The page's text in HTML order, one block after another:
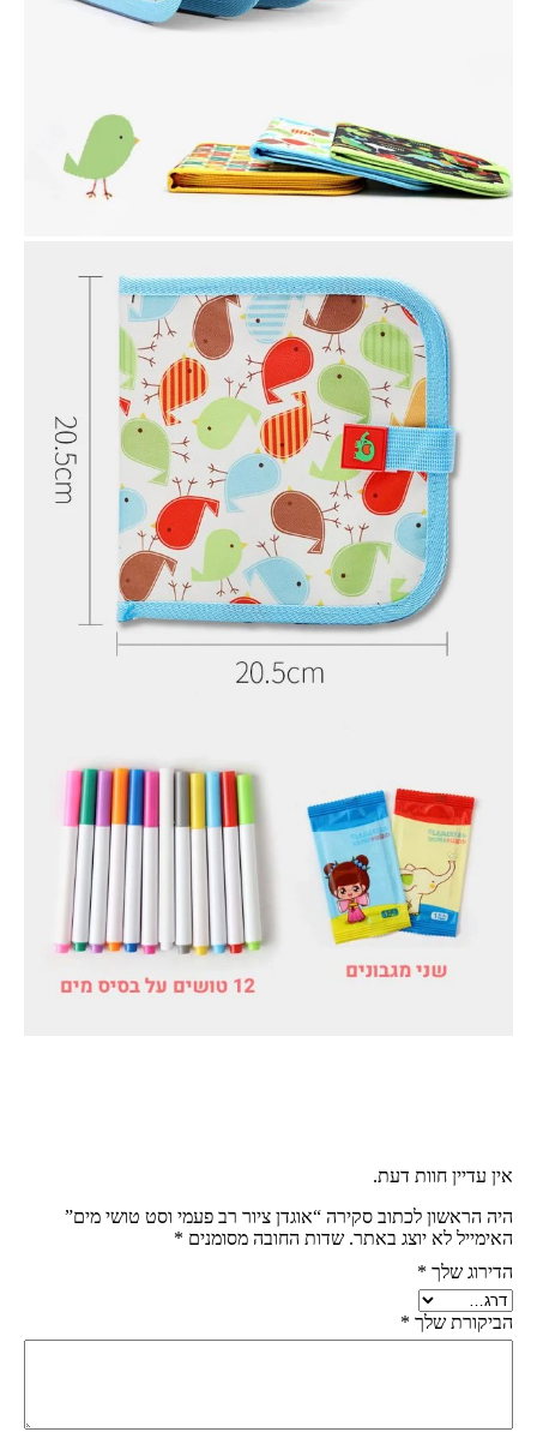
אין עדיין חוות דעת.
היה הראשון לכתוב סקירה “אוגדן ציור רב פעמי וסט טושי מים”
האימייל לא יוצג באתר. שדות החובה מסומנים *
הדירוג שלך *
הביקורת שלך *